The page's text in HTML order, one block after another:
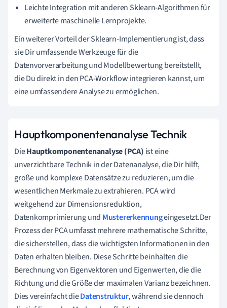
Leichte Integration mit anderen Sklearn-Algorithmen für
erweiterte maschinelle Lernprojekte.
Ein weiterer Vorteil der Sklearn-Implementierung ist, dass
sie Dir umfassende Werkzeuge für die
Datenvorverarbeitung und Modellbewertung bereitstellt,
die Du direkt in den PCA-Workflow integrieren kannst, um
eine umfassendere Analyse zu ermöglichen.
Hauptkomponentenanalyse Technik
DieHauptkomponentenanalyse (PCA) ist eine
unverzichtbare Technik in der Datenanalyse, die Dir hilft,
große und komplexe Datensätze zu reduzieren, um die
wesentlichen Merkmale zu extrahieren. PCA wird
weitgehend zur Dimensionsreduktion,
Datenkomprimierung und Mustererkennungeingesetzt.Der
Prozess der PCA umfasst mehrere mathematische Schritte,
die sicherstellen, dass die wichtigsten Informationen in den
Daten erhalten bleiben. Diese Schritte beinhalten die
Berechnung von Eigenvektoren und Eigenwerten, die die
Richtung und die Größe der maximalen Varianz bezeichnen.
Dies vereinfacht dieDatenstruktur, während sie dennoch